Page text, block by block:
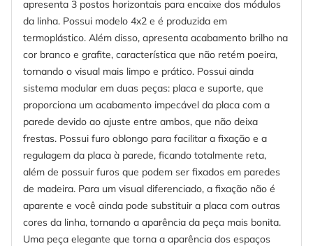
apresenta 3 postos horizontais para encaixe dos módulos
da linha. Possui modelo 4x2 e é produzida em
termoplástico. Além disso, apresenta acabamento brilho na
cor branco e grafite, característica que não retém poeira,
tornando o visual mais limpo e prático. Possui ainda
sistema modular em duas peças: placa e suporte, que
proporciona um acabamento impecável da placa com a
parede devido ao ajuste entre ambos, que não deixa
frestas. Possui furo oblongo para facilitar a fixação e a
regulagem da placa à parede, ficando totalmente reta,
além de possuir furos que podem ser fixados em paredes
de madeira. Para um visual diferenciado, a fixação não é
aparente e você ainda pode substituir a placa com outras
cores da linha, tornando a aparência da peça mais bonita.
Uma peça elegante que torna a aparência dos espaços